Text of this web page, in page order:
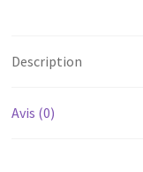
Description
Avis (0)